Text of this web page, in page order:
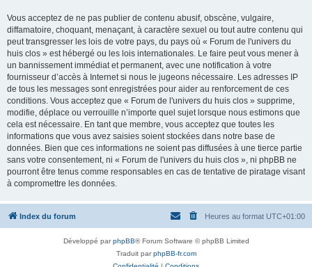
Vous acceptez de ne pas publier de contenu abusif, obscène, vulgaire,
diffamatoire, choquant, menaçant, à caractère sexuel ou tout autre contenu qui
peut transgresser les lois de votre pays, du pays où « Forum de l'univers du
huis clos » est hébergé ou les lois internationales. Le faire peut vous mener à
un bannissement immédiat et permanent, avec une notification à votre
fournisseur d’accès à Internet si nous le jugeons nécessaire. Les adresses IP
de tous les messages sont enregistrées pour aider au renforcement de ces
conditions. Vous acceptez que « Forum de l'univers du huis clos » supprime,
modifie, déplace ou verrouille n’importe quel sujet lorsque nous estimons que
cela est nécessaire. En tant que membre, vous acceptez que toutes les
informations que vous avez saisies soient stockées dans notre base de
données. Bien que ces informations ne soient pas diffusées à une tierce partie
sans votre consentement, ni « Forum de l'univers du huis clos », ni phpBB ne
pourront être tenus comme responsables en cas de tentative de piratage visant
à compromettre les données.
Index du forum Heures au format UTC+01:00
Développé parphpBB® Forum Software © phpBB Limited
Traduit parphpBB-fr.com